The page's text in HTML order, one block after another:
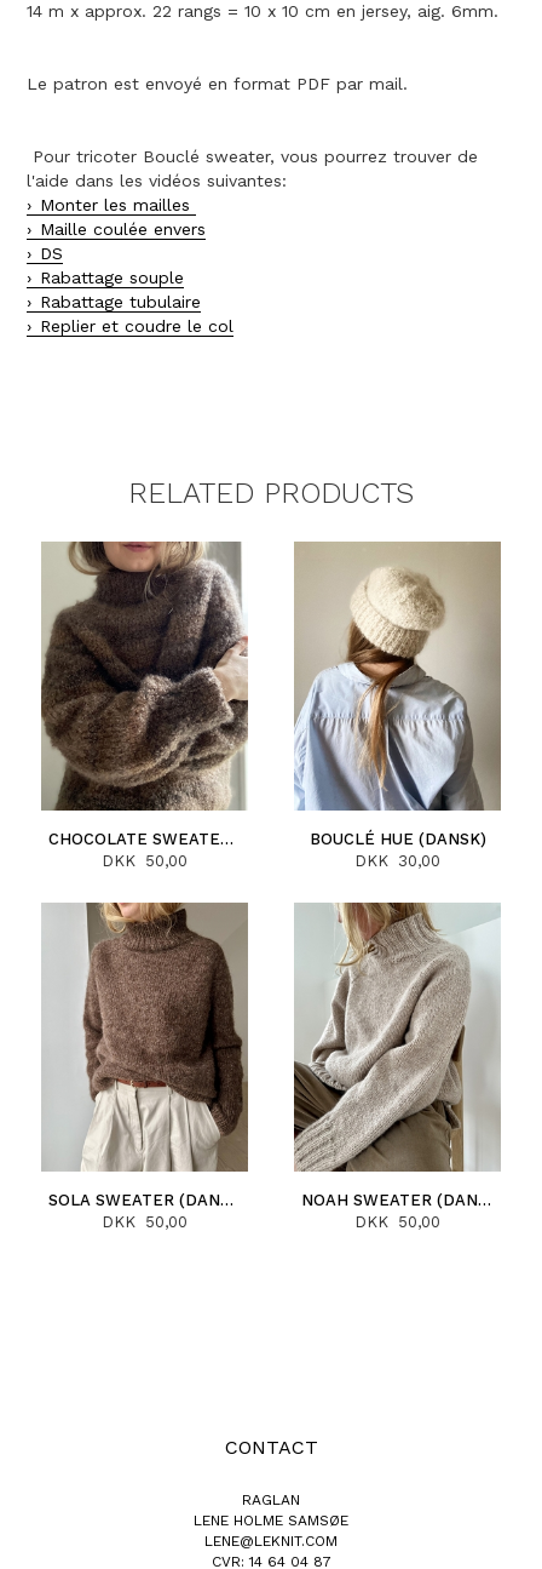
14 m x approx. 22 rangs = 10 x 10 cm en jersey, aig. 6mm.
Le patron est envoyé en format PDF par mail.
Pour tricoter Bouclé sweater, vous pourrez trouver de
l'aide dans les vidéos suivantes:
Monter les mailles
Maille coulée envers
DS
Rabattage souple
Rabattage tubulaire
Replier et coudre le col
RELATED PRODUCTS
CHOCOLATE SWEATER (DANSK)
DKK 50,00
BOUCLÉ HUE (DANSK)
DKK 30,00
SOLA SWEATER (DANSK)
DKK 50,00
NOAH SWEATER (DANSK)
DKK 50,00
CONTACT
RAGLAN
LENE HOLME SAMSØE
LENE@LEKNIT.COM
CVR: 14 64 04 87